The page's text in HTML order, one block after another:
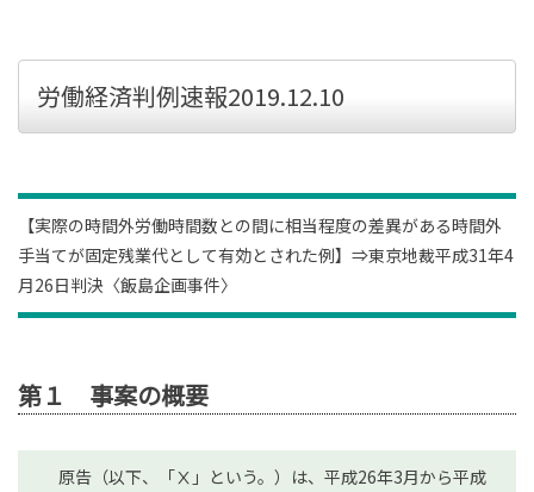
労働経済判例速報2019.12.10
【実際の時間外労働時間数との間に相当程度の差異がある時間外
手当てが固定残業代として有効とされた例】⇒東京地裁平成31年4
月26日判決〈飯島企画事件〉
第１ 事案の概要
原告（以下、「Ⅹ」という。）は、平成26年3月から平成